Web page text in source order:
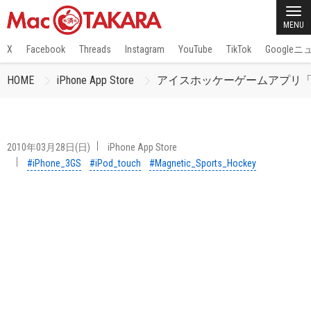
MENU
X Facebook Threads Instagram YouTube TikTok Googleニ
HOME iPhone App Store アイスホッケーゲームアプリ
2010年03月28日(日)
iPhone App Store
#iPhone_3GS
#iPod_touch #Magnetic_Sports_Hockey